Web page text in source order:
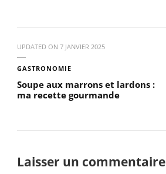
UPDATED ON 7 JANVIER 2025
GASTRONOMIE
Soupe aux marrons et lardons :
ma recette gourmande
Laisser un commentaire